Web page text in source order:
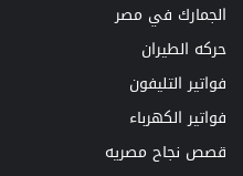
الجمارك في مصر
حركه الطيران
فواتير التليفون
فواتير الكهرباء
قصص نجاح مصريه